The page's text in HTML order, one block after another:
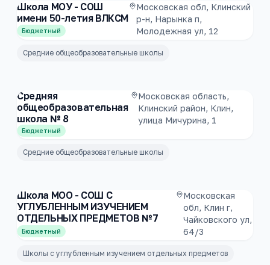
Школа МОУ - СОШ
имени 50-летия ВЛКСМ
Бюджетный
Московская обл, Клинский
р-н, Нарынка п,
Молодежная ул, 12
Средние общеобразовательные школы
Средняя
общеобразовательная
школа № 8
Бюджетный
Московская область,
Клинский район, Клин,
улица Мичурина, 1
Средние общеобразовательные школы
Школа МОО - СОШ С
УГЛУБЛЕННЫМ ИЗУЧЕНИЕМ
ОТДЕЛЬНЫХ ПРЕДМЕТОВ №7
Бюджетный
Московская
обл, Клин г,
Чайковского ул,
64/3
Школы с углубленным изучением отдельных предметов